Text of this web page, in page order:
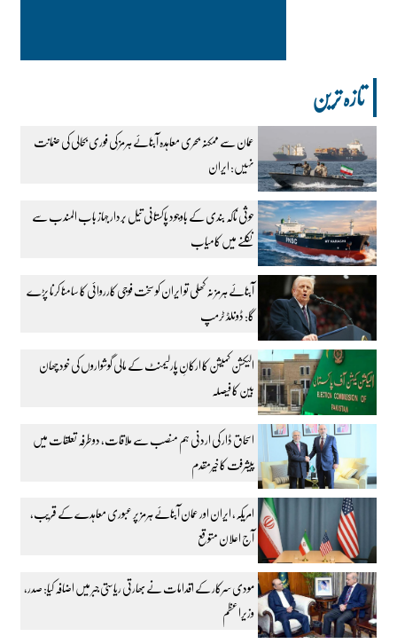
تازہ ترین
عمان سے ممکنہ بحری معاہدہ آبنائے ہرمز کی فوری بحالی کی ضمانت
نہیں: ایران
حوثی ناکہ بندی کے باوجود پاکستانی تیل بردار جہاز باب المندب سے
نکلنے میں کامیاب
آبنائے ہرمز نہ کھلی تو ایران کو سخت فوجی کارروائی کا سامنا کرنا پڑے
گا: ڈونلڈ ٹرمپ
الیکشن کمیشن کا ارکانِ پارلیمنٹ کے مالی گوشواروں کی خود چھان
بین کا فیصلہ
اسحاق ڈار کی اردنی ہم منصب سے ملاقات، دوطرفہ تعلقات میں
پیشرفت کا خیرمقدم
امریکہ، ایران اور عمان آبنائے ہرمز پر عبوری معاہدے کے قریب،
آج اعلان متوقع
مودی سرکار کے اقدامات نے بھارتی ریاستی جبر میں اضافہ کیا: صدر،
وزیراعظم